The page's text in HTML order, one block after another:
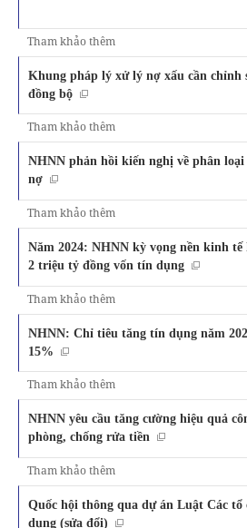
Tham khảo thêm
Khung pháp lý xử lý nợ xấu cần chỉnh
đồng bộ
Tham khảo thêm
NHNN phản hồi kiến nghị về phân
nợ
Tham khảo thêm
Năm 2024: NHNN kỳ vọng nền kinh tế
2 triệu tỷ đồng vốn tín dụng
Tham khảo thêm
NHNN: Chỉ tiêu tăng tín dụng năm
15%
Tham khảo thêm
NHNN yêu cầu tăng cường hiệu quả
phòng, chống rửa tiền
Tham khảo thêm
Quốc hội thông qua dự án Luật Các tổ
dụng (sửa đổi)